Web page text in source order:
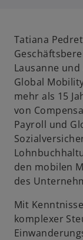
Tatiana
Lausanne
Global
mehr als 15
von
Payroll und
den mobilen
des
Mit
komplexer